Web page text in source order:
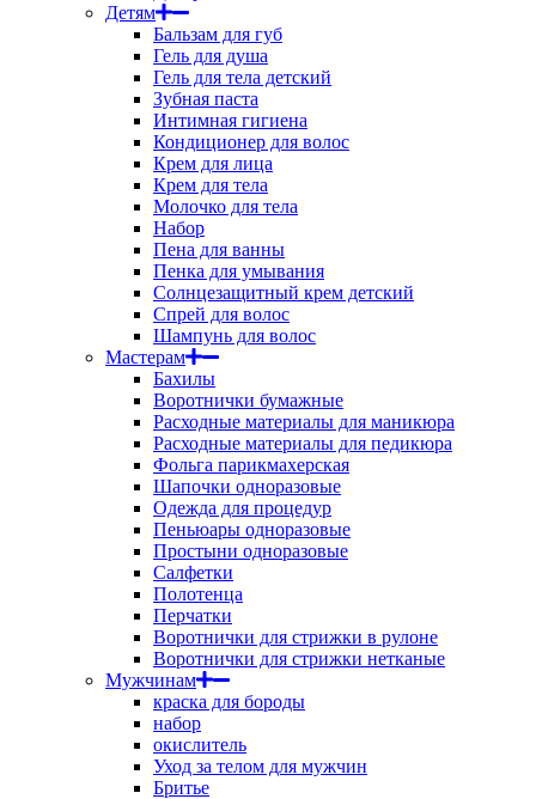
Детям
Бальзам для губ
Гель для душа
Гель для тела детский
Зубная паста
Интимная гигиена
Кондиционер для волос
Крем для лица
Крем для тела
Молочко для тела
Набор
Пена для ванны
Пенка для умывания
Солнцезащитный крем детский
Спрей для волос
Шампунь для волос
Мастерам
Бахилы
Воротнички бумажные
Расходные материалы для маникюра
Расходные материалы для педикюра
Фольга парикмахерская
Шапочки одноразовые
Одежда для процедур
Пеньюары одноразовые
Простыни одноразовые
Салфетки
Полотенца
Перчатки
Воротнички для стрижки в рулоне
Воротнички для стрижки нетканые
Мужчинам
краска для бороды
набор
окислитель
Уход за телом для мужчин
Бритье